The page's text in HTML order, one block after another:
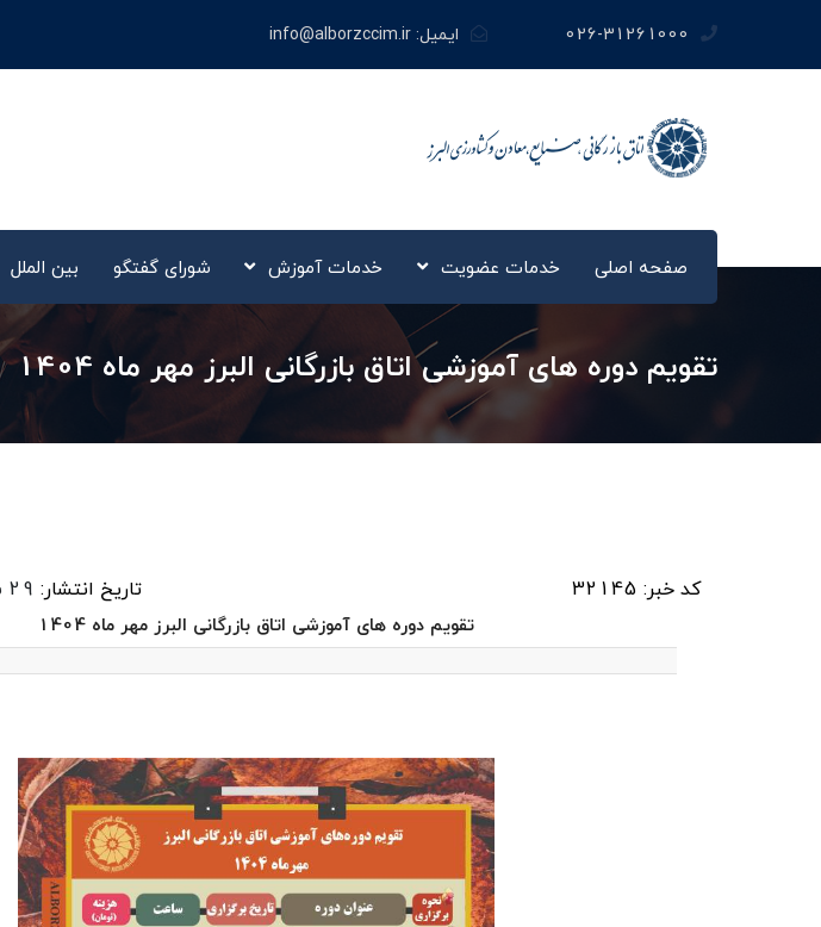
026-31261000 ایمیل:info@alborzccim.ir
صفحه اصلی خدمات عضویت خدمات آموزش شورای گفتگو بین الملل
تقویم دوره های آموزشی اتاق بازرگانی البرز مهر ماه 1404
کد خبر: 32145 تاریخ انتشار: 29 شهریور 1404 - 12:00
تقویم دوره های آموزشی اتاق بازرگانی البرز مهر ماه 1404